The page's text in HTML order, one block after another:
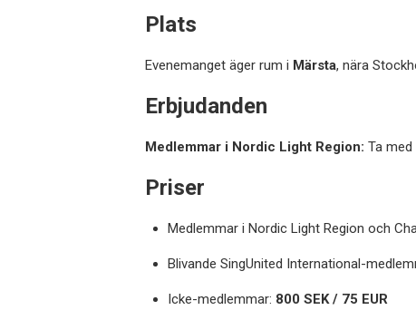
Plats
Evenemanget äger rum i Märsta, nära
Erbjudanden
Medlemmar i Nordic Light Region: Ta med
Priser
Medlemmar i Nordic Light Region och
Blivande SingUnited International-
Icke-medlemmar: 800 SEK / 75 EUR